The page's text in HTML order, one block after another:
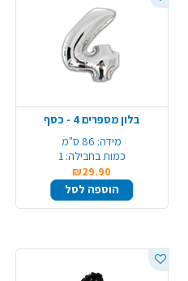
בלון מספרים 4 - כסף
מידה: 86 ס"מ
כמות בחבילה: 1
₪29.90
הוספה לסל